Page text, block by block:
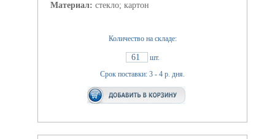
Материал: стекло; картон
Количество на складе:
61
шт.
Срок поставки: 3 - 4 р. дня.